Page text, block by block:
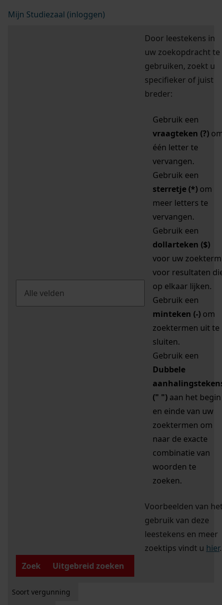
Mijn Studiezaal (inloggen)
Door leestekens in
uw zoekopdracht te
gebruiken, zoekt u
specifieker of juist
breder:
Gebruik een
vraagteken (?)
één letter te
vervangen.
Gebruik een
sterretje (*) om
meer letters te
vervangen.
Gebruik een
dollarteken ($)
voor uw zoekterm
voor resultaten
op elkaar lijken.
Gebruik een
minteken (-) om
zoektermen uit te
sluiten.
Gebruik een
Dubbele
(" ") aan het begin
en einde van uw
zoektermen om
naar de exacte
combinatie van
woorden te
zoeken.
Voorbeelden van
gebruik van deze
leestekens en meer
zoektips vindt u hier.
Zoek
Uitgebreid zoeken
Soort vergunning